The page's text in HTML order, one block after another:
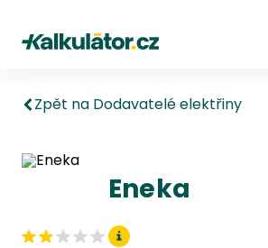
Kalkulátor.cz
Zpět na Dodavatelé elektřiny
Eneka